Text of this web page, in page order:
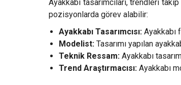
Ayakkabı tasarımcıları, trendleri
pozisyonlarda görev alabilir:
Ayakkabı Tasarımcısı: Ayakkabı
Modelist: Tasarımı yapılan
Teknik Ressam: Ayakkabı
Trend Araştırmacısı: Ayakkabı